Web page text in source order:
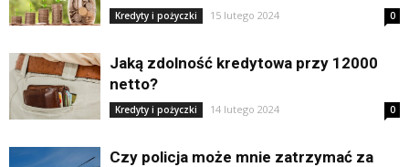
Kredyty i pożyczki 15 lutego 2024 0
Jaką zdolność kredytowa przy 12000
netto?
Kredyty i pożyczki 14 lutego 2024 0
Czy policja może mnie zatrzymać za